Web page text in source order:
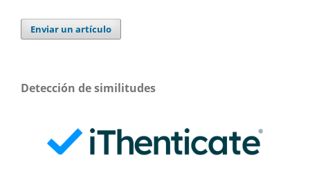
Enviar un artículo
Detección de similitudes